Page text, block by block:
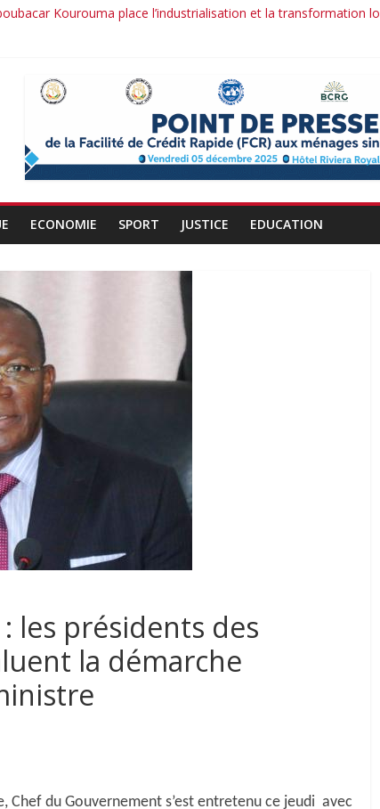
Kourouma place l’industrialisation et la transformation
renouvelée envers un homme de résultats
au service du Président et de son pays.
ECONOMIE SPORT JUSTICE EDUCATION
les présidents des
la démarche
Chef du Gouvernement s’est entretenu ce jeudi avec